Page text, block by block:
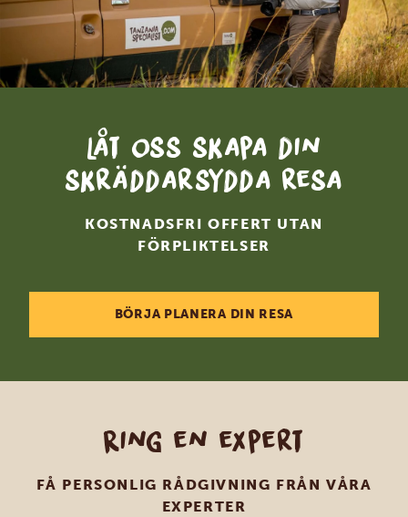
Låt oss skapa din
skräddarsydda resa
KOSTNADSFRI OFFERT UTAN
FÖRPLIKTELSER
BÖRJA PLANERA DIN RESA
Ring en expert
FÅ PERSONLIG RÅDGIVNING FRÅN VÅRA
EXPERTER